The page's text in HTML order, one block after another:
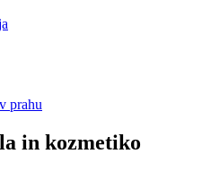
prahu
in kozmetiko